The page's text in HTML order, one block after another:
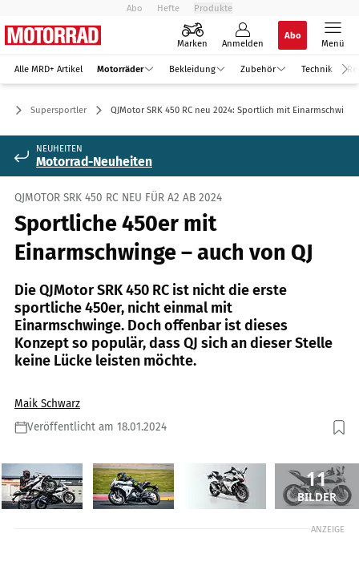
Abo Hefte Produkte
Marken Anmelden
Abo
Menü
Alle MRD+ Artikel Motorräder Bekleidung Zubehör Technik
Supersportler QJMotor SRK 450 RC neu 2024: Sportlich mit Einarmschwinge
NEUHEITEN
Motorrad-Neuheiten
QJMOTOR SRK 450 RC NEU FÜR A2 AB 2024
Sportliche 450er mit
Einarmschwinge – auch von QJ
Die QJMotor SRK 450 RC ist nicht die erste
sportliche 450er, nicht einmal mit
Einarmschwinge. Doch offenbar ist dieses
Konzept so populär, dass QJ sich an dieser Stelle
keine Lücke leisten möchte.
Maik Schwarz
Veröffentlicht am 18.01.2024
11
BILDER
ANZEIGE